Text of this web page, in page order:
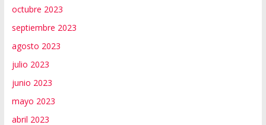
octubre 2023
septiembre 2023
agosto 2023
julio 2023
junio 2023
mayo 2023
abril 2023